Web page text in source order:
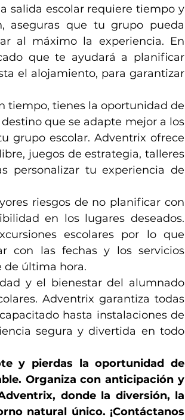
salida escolar requiere tiempo y
aseguras que tu grupo pueda
al máximo la experiencia. En
que te ayudará a planificar
el alojamiento, para garantizar
tiempo, tienes la oportunidad de
que se adapte mejor a los
grupo escolar. Adventrix ofrece
juegos de estrategia, talleres
personalizar tu experiencia de
riesgos de no planificar con
en los lugares deseados.
escolares por lo que
con las fechas y los servicios
de última hora.
y el bienestar del alumnado
Adventrix garantiza todas
hasta instalaciones de
segura y divertida en todo
y pierdas la oportunidad de
Organiza con anticipación y
donde la diversión, la
natural único. ¡Contáctanos